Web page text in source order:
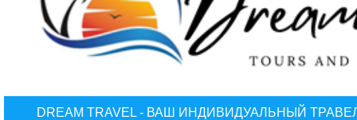
DREAM TRAVEL - ВАШ ИНДИВИДУАЛЬНЫЙ